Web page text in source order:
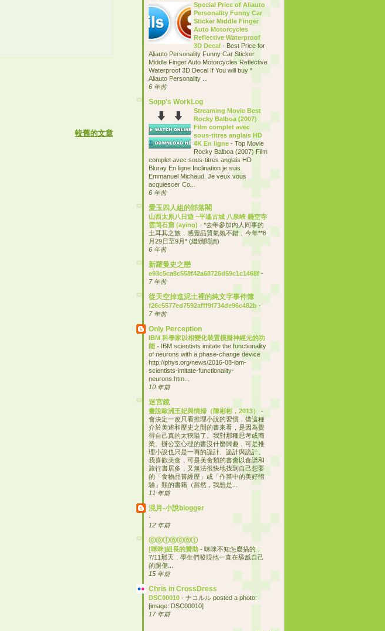
較舊的文章
Special Price of Aliauto
Personality Funny Car
Sticker Middle Finger
Auto Motorcycles
Reflective Waterproof
3D Decal - Best Price for
Aliauto Personality Funny Car Sticker
Middle Finger Auto Motorcycles Reflective
Waterproof 3D Decal If You will buy *
Aliauto Personality ...
6 年前
Sopp's WorkLog
Streaming Movie Best
Rocky Balboa (2007)
Film complet avec
sous-titres anglais HD
4K En ligne - Top Movie
Rocky Balboa (2007) Film
complet avec sous-titres anglais HD
Bluray En ligne Inclination je suis
Emmanuel Michaud. Je veux vous
acquiescer Co...
6 年前
愛玉四人組的部落閣
山西太原八日遊 ~平遙古城 八泉峽 懸空寺
雲岡石窟 (aying) - *去年參加內人同事的
土耳其之旅，感覺品質氣氛不錯，今年**8
月29日至9月* (繼續閱讀)
6 年前
新羅曼史之戀
e93c5ca8c558f42a68726d59c1c1468f -
7 年前
從天空掉進泥土裡的純文字事件簿
f26c5577ed7592afff9f734de96c482b -
7 年前
Only Perception
IBM 科學家以相變化裝置模擬神經元的功
能 - IBM scientists imitate the functionality
of neurons with a phase-change device
http://phys.org/news/2016-08-ibm-
scientists-imitate-functionality-
neurons.htm...
10 年前
迷宮鏡
畫說歐洲王妃與情婦（陳彬彬，2013） -
會決定一改只看推理小說的習慣，借這種
介於美述和歷史之間的書來看，是因為覺
得自己真的太狹隘了。我對那種思考或商
業、辦公室心理的書沒什麼興趣，可是推
理小說也只是一再的詭計、詭計與詭計。
我喜歡美食，可是美食類的書會以食譜和
旅行書居多，又無法很快地找到自己想要
的「食物品嘗經歷」或「作菜中的美好體
驗」類的書籍（當然，我想是...
11 年前
滉月-小說blogger
-
12 年前
ⓒⓞⓛⓐⓒⓐⓣ
[咪咪]組長的贊助 - 咪咪不知怎麼搞的，
7/11那天，學生們發現他一直在舔舐自己
的腿傷...
15 年前
Chris in CrossDress
DSC00010 - ナコルル posted a photo:
[image: DSC00010]
17 年前